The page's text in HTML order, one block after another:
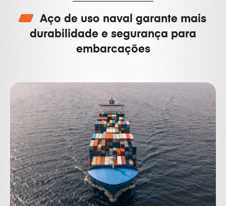
Aço de uso naval garante mais
durabilidade e segurança para
embarcações